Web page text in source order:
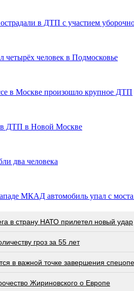
в ДТП с участием
человек в Подмосковье
в Москве произошло крупное ДТП
в ДТП в Новой Москве
два человека
МКАД автомобиль упал с моста
в страну НАТО прилетел новый удар
гроз за 55 лет
в важной точке завершения
Жириновского о Европе